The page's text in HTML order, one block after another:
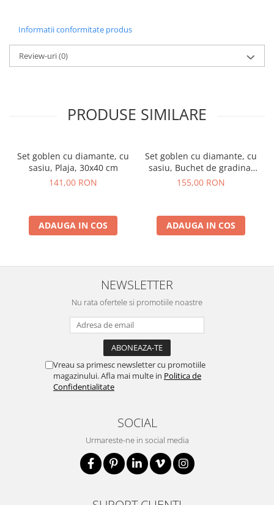
Informatii conformitate produs
Review-uri(0)
PRODUSE SIMILARE
Set goblen cu diamante, cu
sasiu, Plaja, 30x40 cm
141,00 RON
ADAUGA IN COS
Set goblen cu diamante, cu
sasiu, Buchet de gradina,
40x50 cm
155,00 RON
ADAUGA IN COS
NEWSLETTER
Nu rata ofertele si promotiile noastre
Vreau sa primesc newsletter cu promotiile
magazinului. Afla mai multe in Politica de
Confidentialitate
SOCIAL
Urmareste-ne in social media